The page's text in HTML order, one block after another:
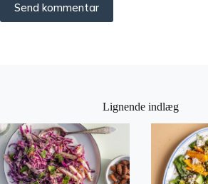
Send kommentar
Lignende indlæg